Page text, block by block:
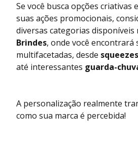
Se você busca opções criativas
suas ações promocionais,
diversas categorias disponíveis
Brindes, onde você encontrará
multifacetadas, desde
até interessantes guarda-
A personalização realmente
como sua marca é percebida!